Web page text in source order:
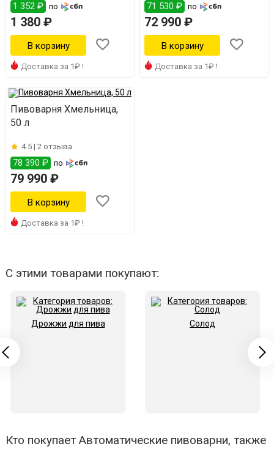
1 352 ₽ по
1 380 ₽
Доставка за 1₽ !
71 530 ₽ по
72 990 ₽
Доставка за 1₽ !
Пивоварня Хмельница,
50 л
4.5 | 2 отзыва
78 390 ₽ по
79 990 ₽
Доставка за 1₽ !
С этими товарами покупают:
Дрожжи для пива Солод
Кто покупает Автоматические пивоварни, также